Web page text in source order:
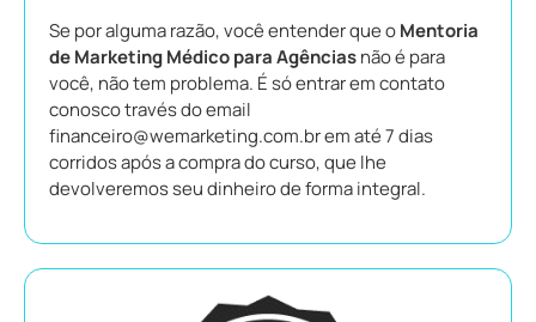
Se por alguma razão, você entender que oMentoria
de Marketing Médico para Agênciasnão é para
você, não tem problema. É só entrar em contato
conosco través do email
financeiro@wemarketing.com.br em até 7 dias
corridos após a compra do curso, que lhe
devolveremos seu dinheiro de forma integral.